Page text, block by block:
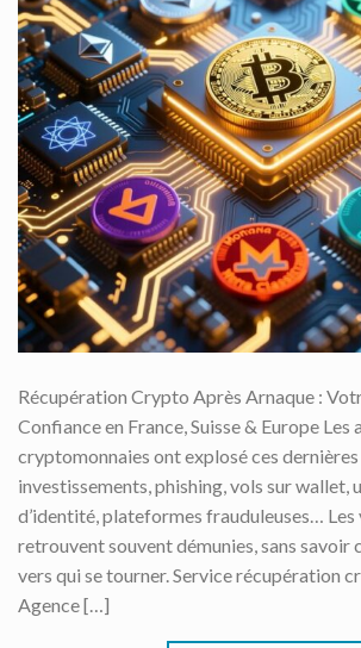
Récupération Crypto Après Arnaque :
Confiance en France, Suisse & Europe Les
cryptomonnaies ont explosé ces dernières
investissements, phishing, vols sur wallet,
d’identité, plateformes frauduleuses… Les
retrouvent souvent démunies, sans savoir
vers qui se tourner. Service récupération
Agence […]